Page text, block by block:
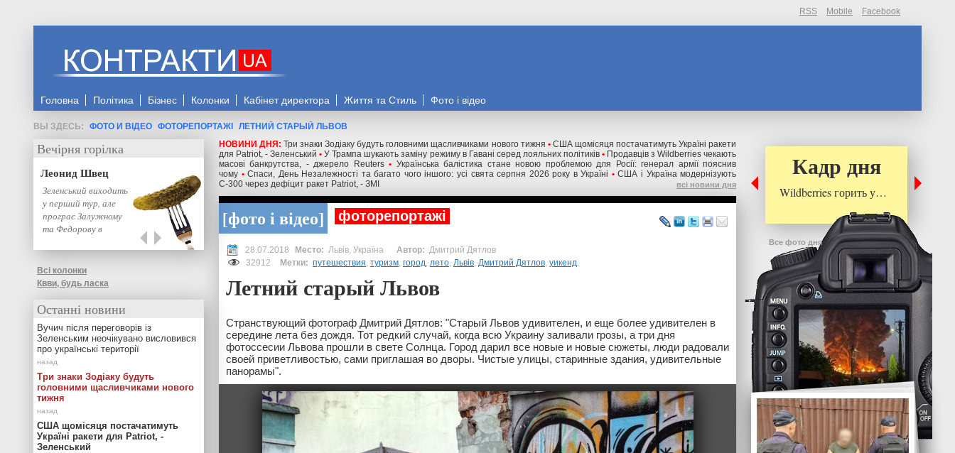
RSS Mobile Facebook
Головна Політика Бізнес Колонки Кабінет директора Життя та Стиль Фото і відео
ФОТО И ВІДЕО ФОТОРЕПОРТАЖІ
ЛЕТНИЙ СТАРЫЙ ЛЬВОВ
НОВИНИ ДНЯ:Три знаки Зодіаку будуть головними щасливчиками нового тижня • США щомісяця постачатимуть Україні ракети
для Patriot, - Зеленський • У Трампа шукають заміну режиму в Гавані серед лояльних політиків • Продавців з Wildberries чекають
масові банкрутства, - джерело Reuters • Українська балістика стане новою проблемою для Росії: генерал армії пояснив
чому • Спаси, День Незалежності та багато чого іншого: усі свята серпня 2026 року в Україні • США і Україна модернізують
С-300 через дефіцит ракет Patriot, - ЗМІ
всі новини дня
фото і відео фоторепортажі
28.07.2018 Львів, Україна
Дмитрий Дятлов
32912
Метки: путешествия, туризм, город, лето, Львів, Дмитрий Дятлов, уикенд.
Летний старый Львов
Странствующий фотограф Дмитрий Дятлов: "Старый Львов удивителен, и еще более удивителен в
середине лета без дождя. Тот редкий случай, когда всю Украину заливали грозы, а три дня
фотоссесии Львова прошли в свете Солнца. Город дарил все новые и новые сюжеты, люди радовали
своей приветливостью, сами приглашая во дворы. Чистые улицы, старинные здания, удивительные
панорамы".
Вечірня горілка
Леонид Швец
Зеленський виходить
у перший тур, але
програє Залужному
та Федорову в
Всі колонки
Квви, будь ласка
Останні новини
Вучич після переговорів із
Зеленським неочікувано висловився
про українські території
Три знаки Зодіаку будуть
головними щасливчиками нового
тижня
США щомісяця постачатимуть
Україні ракети для Patriot, -
Зеленський
Кадр дня
Wildberries горить у…
Все фото дня